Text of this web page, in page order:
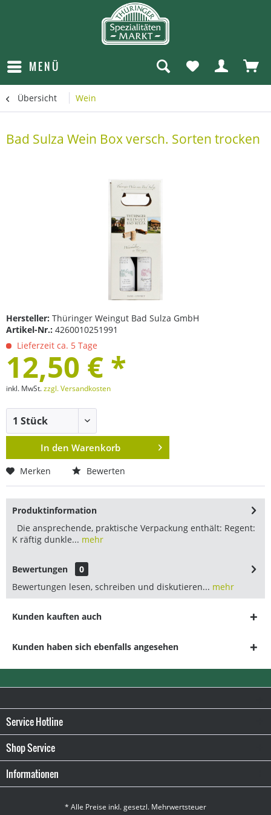
MENÜ
Übersicht Wein
Bad Sulza Wein Box versch. Sorten trocken
Hersteller: Thüringer Weingut Bad Sulza GmbH
Artikel-Nr.: 4260010251991
Lieferzeit ca. 5 Tage
12,50 € *
inkl. MwSt.zzgl. Versandkosten
In den Warenkorb
Merken Bewerten
Produktinformation
Die ansprechende, praktische Verpackung enthält: Regent:
K räftig dunkle... mehr
Bewertungen
0
Bewertungen lesen, schreiben und diskutieren... mehr
Kunden kauften auch
Kunden haben sich ebenfalls angesehen
Service Hotline
Shop Service
Informationen
* Alle Preise inkl. gesetzl. Mehrwertsteuer